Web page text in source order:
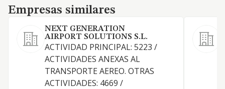
Empresas similares
Empresas similares
NEXT GENERATION
AIRPORT SOLUTIONS S.L.
ACTIVIDAD PRINCIPAL: 5223 /
ACTIVIDADES ANEXAS AL
TRANSPORTE AEREO. OTRAS
ACTIVIDADES: 4669 /